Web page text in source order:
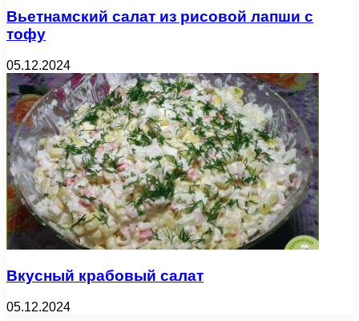
Вьетнамский салат из рисовой лапши с
тофу
05.12.2024
Вкусный крабовый салат
05.12.2024